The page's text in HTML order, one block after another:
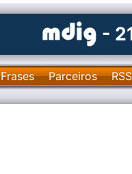
-
Frases Parceiros